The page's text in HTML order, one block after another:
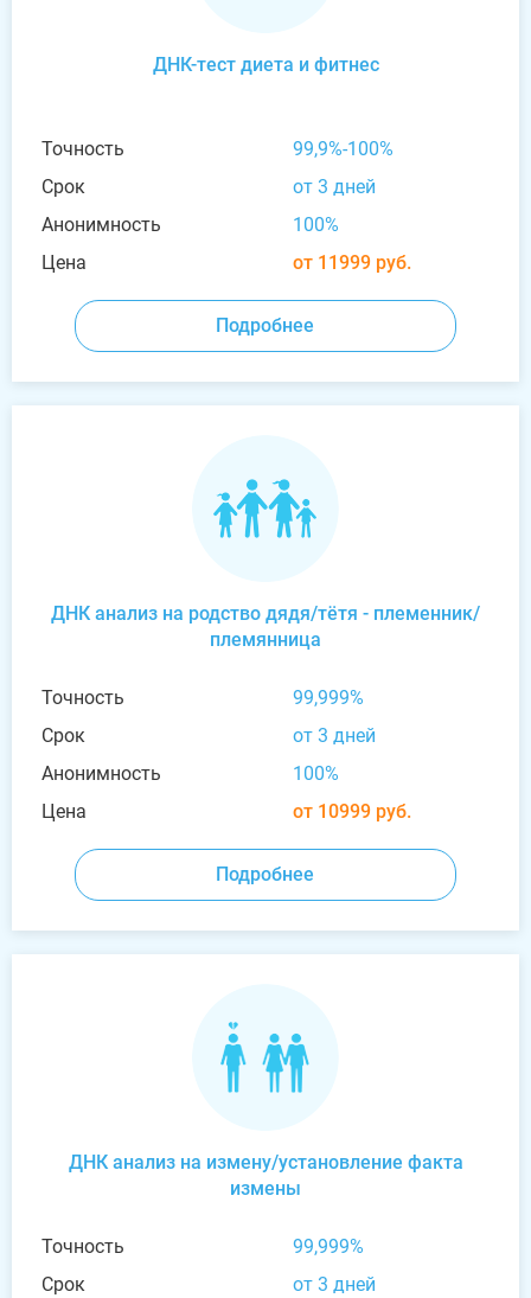
ДНК-тест диета и фитнес
Точность
99,9%-100%
Срок
от 3 дней
Анонимность
100%
Цена
от 11999 руб.
Подробнее
ДНК анализ на родство дядя/тётя - племенник/
племянница
Точность
99,999%
Срок
от 3 дней
Анонимность
100%
Цена
от 10999 руб.
Подробнее
ДНК анализ на измену/установление факта
измены
Точность
99,999%
Срок
от 3 дней